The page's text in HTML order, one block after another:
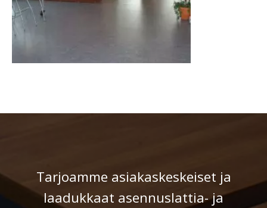
Tarjoamme asiakaskeskeiset ja
laadukkaat asennuslattia- ja